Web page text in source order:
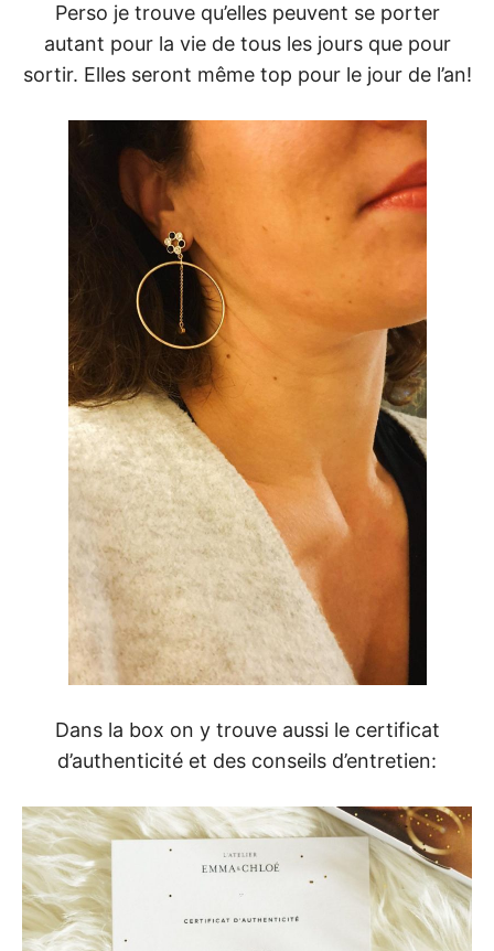
Perso je trouve qu’elles peuvent se porter
autant pour la vie de tous les jours que pour
sortir. Elles seront même top pour le jour de l’an!
Dans la box on y trouve aussi le certificat
d’authenticité et des conseils d’entretien: